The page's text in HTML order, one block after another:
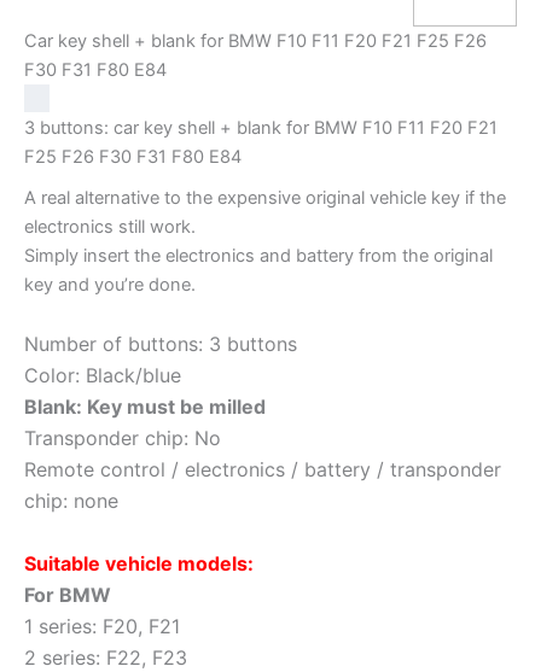
Car key shell + blank for BMW F10 F11 F20 F21 F25 F26
F30 F31 F80 E84
3 buttons: car key shell + blank for BMW F10 F11 F20 F21
F25 F26 F30 F31 F80 E84
A real alternative to the expensive original vehicle key if the
electronics still work.
Simply insert the electronics and battery from the original
key and you’re done.
Number of buttons: 3 buttons
Color: Black/blue
Blank: Key must be milled
Transponder chip: No
Remote control / electronics / battery / transponder
chip: none
Suitable vehicle models:
For BMW
1 series: F20, F21
2 series: F22, F23